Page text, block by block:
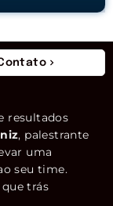
resultados
, palestrante
uma
seu time.
trás